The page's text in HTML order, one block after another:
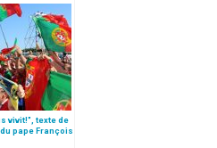
vivit!", texte de
pape François